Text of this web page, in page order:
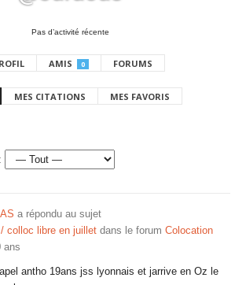
Pas d’activité récente
AMIS 0 FORUMS
MES CITATIONS MES FAVORIS
a répondu au sujet
colloc libre en juillet dans le forum Colocation
ans
antho 19ans jss lyonnais et jarrive en Oz le